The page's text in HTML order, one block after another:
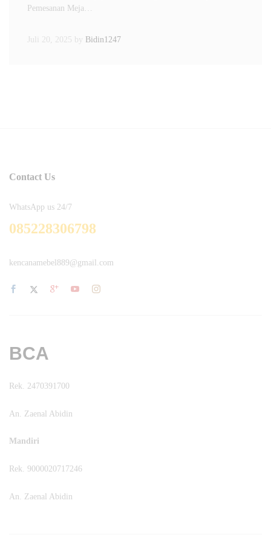
Pemesanan Meja…
Juli 20, 2025 by Bidin1247
Contact Us
WhatsApp us 24/7
085228306798
kencanamebel889@gmail.com
BCA
Rek. 2470391700
An. Zaenal Abidin
Mandiri
Rek. 9000020717246
An. Zaenal Abidin